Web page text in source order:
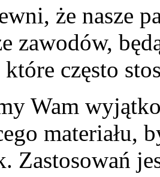
że nasze
zawodów,
które często
Wam
materiału,
Zastosowań